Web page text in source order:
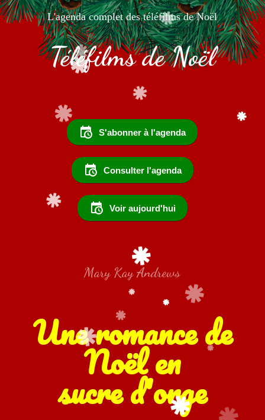
L'agenda complet des téléfilms de Noël
Téléfilms de Noël
S'abonner à l'agenda
Consulter l'agenda
Voir aujourd'hui
Mary Kay Andrews
Une romance de
Noël en
sucre d'orge